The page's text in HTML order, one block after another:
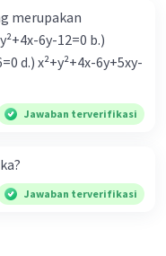
merupakan
d.) x²+y²+4x-6y+5xy-
Jawaban terverifikasi
Jawaban terverifikasi